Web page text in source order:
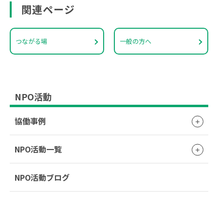
関連ページ
つながる場 一般の方へ
NPO活動
協働事例
NPO活動一覧
NPO活動ブログ